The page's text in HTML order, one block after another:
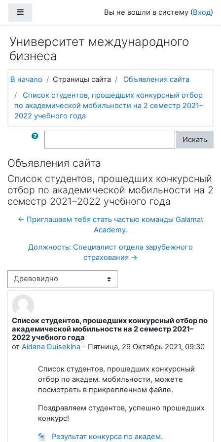
Вы не вошли в систему (Вход)
Университет международного
бизнеса
В начало Страницы сайта
Объявления сайта
Список студентов, прошедших конкурсный отбор
по академической мобильности на 2 семестр 2021–
2022 учебного года
Поиск по форумам Искать
Объявления сайта
Список студентов, прошедших конкурсный
отбор по академической мобильности на 2
семестр 2021–2022 учебного года
← Приглашаем тебя стать частью команды Galamat
Academy.
Должность: Специалист отдела зарубежного
страхования →
Режим отображения
Список студентов, прошедших конкурсный отбор по
академической мобильности на 2 семестр 2021–
2022 учебного года
от Aidana Duisekina - Пятница, 29 Октябрь 2021, 09:30
Количество ответов: 0
Список студентов, прошедших конкурсный
отбор по академ. мобильности, можете
посмотреть в прикрепленном файле.
Поздравляем студентов, успешно прошедших
конкурс!
Результат конкурса по академ.